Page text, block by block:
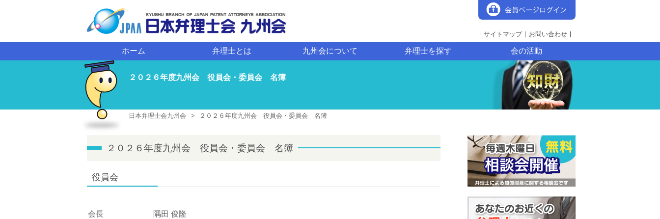
サイトマップ お問い合わせ
ホーム 弁理士とは 九州会について 弁理士を探す 会の活動
２０２６年度九州会 役員会・委員会 名簿
日本弁理士会九州会 ２０２６年度九州会 役員会・委員会 名簿
２０２６年度九州会 役員会・委員会 名簿
役員会
会長 隅田 俊隆